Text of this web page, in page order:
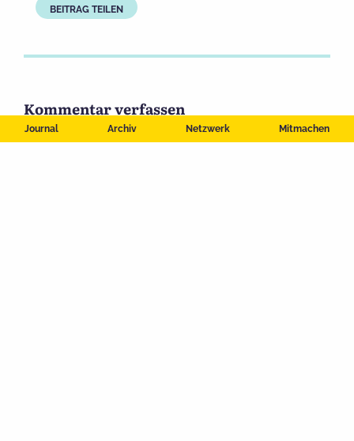
Journal Archiv Netzwerk Mitmachen
BEITRAG TEILEN
Kommentar verfassen